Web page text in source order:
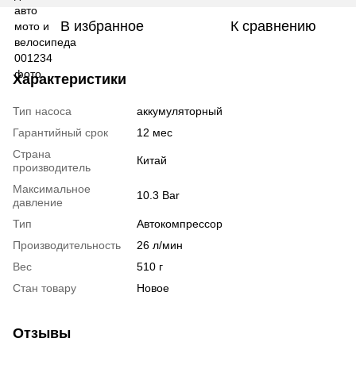
В избранное К сравнению
Характеристики
Тип насоса
аккумуляторный
Гарантийный срок
12 мес
Страна
производитель
Китай
Максимальное
давление
10.3 Bar
Тип
Автокомпрессор
Производительность
26 л/мин
Вес
510 г
Стан товару
Новое
Отзывы